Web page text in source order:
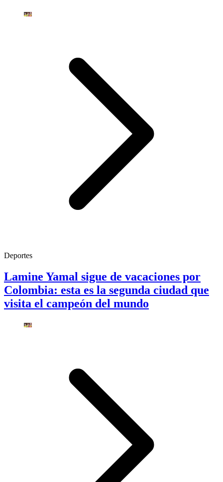
Deportes
Lamine Yamal sigue de vacaciones por
Colombia: esta es la segunda ciudad que
visita el campeón del mundo